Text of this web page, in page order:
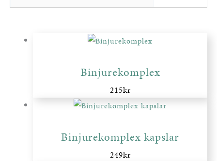
Binjurekomplex
215kr
Binjurekomplex kapslar
249kr